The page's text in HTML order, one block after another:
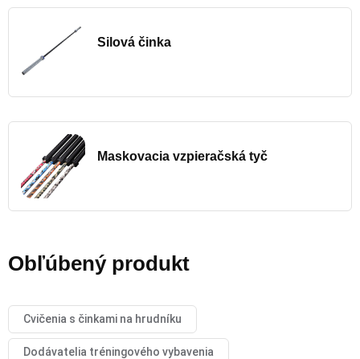
Silová činka
Maskovacia vzpieračská tyč
Obľúbený produkt
Cvičenia s činkami na hrudníku
Dodávatelia tréningového vybavenia